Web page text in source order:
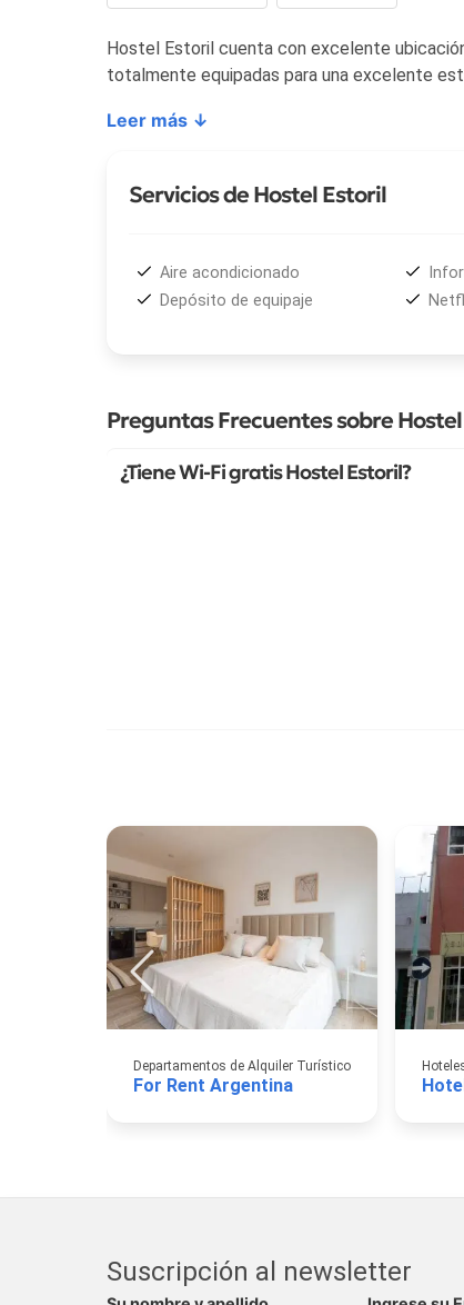
Hostel Estoril cuenta con excelente
totalmente equipadas para una excelente
Leer más ↓
Servicios de Hostel Estoril
Aire acondicionado
Depósito de equipaje
Preguntas Frecuentes sobre
¿Tiene Wi-Fi gratis Hostel Estoril?
Departamentos de Alquiler Turístico
For Rent Argentina
Suscripción al newsletter